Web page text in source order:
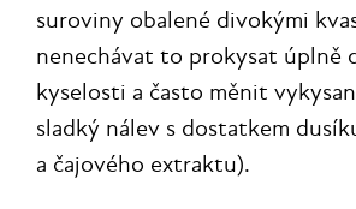
suroviny obalené divokými
nenechávat to prokysat úplně
kyselosti a často měnit
sladký nálev s dostatkem
a čajového extraktu).